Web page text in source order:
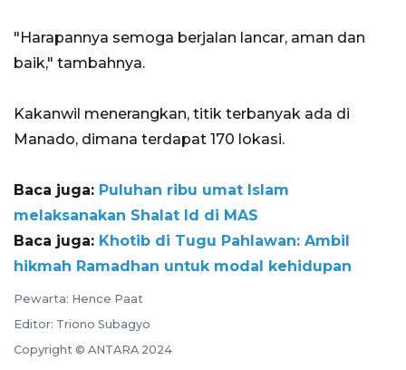
"Harapannya semoga berjalan lancar, aman dan
baik," tambahnya.
Kakanwil menerangkan, titik terbanyak ada di
Manado, dimana terdapat 170 lokasi.
Baca juga: Puluhan ribu umat Islam
melaksanakan Shalat Id di MAS
Baca juga: Khotib di Tugu Pahlawan: Ambil
hikmah Ramadhan untuk modal kehidupan
Pewarta: Hence Paat
Editor: Triono Subagyo
Copyright © ANTARA 2024